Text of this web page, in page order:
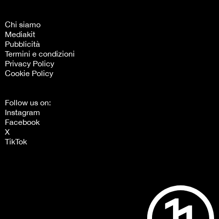
Chi siamo
Mediakit
Pubblicità
Termini e condizioni
Privacy Policy
Cookie Policy
Follow us on:
Instagram
Facebook
X
TikTok